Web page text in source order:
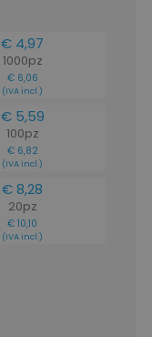
€ 4,97
1000pz
€ 6,06
(IVA incl.)
€ 5,59
100pz
€ 6,82
(IVA incl.)
€ 8,28
20pz
€ 10,10
(IVA incl.)